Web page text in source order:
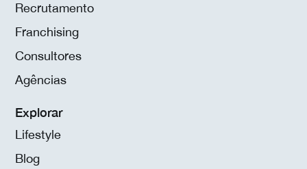
Recrutamento
Franchising
Consultores
Agências
Explorar
Lifestyle
Blog